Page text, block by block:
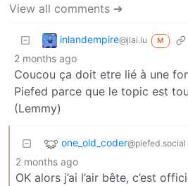
View all comments ➔
inlandempire@jlai.lu M
2 months ago
Coucou ça doit etre lié à une
Piefed parce que le topic est
(Lemmy)
one_old_coder@piefed.social
2 months ago
OK alors j’ai l’air bête, c’est